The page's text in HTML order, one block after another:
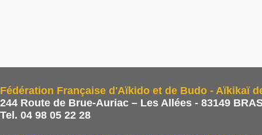
Fédération Française d'Aïkido et de Budo - Aïkikaï
244 Route de Brue-Auriac – Les Allées - 83149
Tel. 04 98 05 22 28